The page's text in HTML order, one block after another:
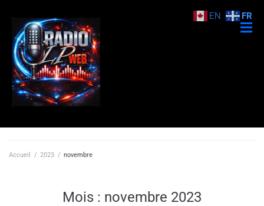
Accueil / 2023 / novembre
Mois : novembre 2023
EN FR